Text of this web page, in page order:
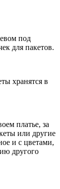
под
для пакетов.
хранятся в
платье, за
или другие
и с цветами,
другого